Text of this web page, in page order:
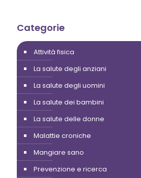
Categorie
Attività fisica
La salute degli anziani
La salute degli uomini
La salute dei bambini
La salute delle donne
Malattie croniche
Mangiare sano
Prevenzione e ricerca